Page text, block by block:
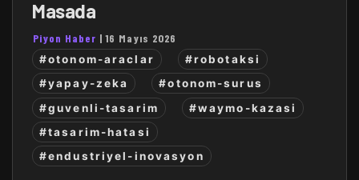
Masada
Piyon Haber |16 Mayıs 2026
#otonom-araclar
#robotaksi
#yapay-zeka
#otonom-surus
#guvenli-tasarim
#waymo-kazasi
#tasarim-hatasi
#endustriyel-inovasyon